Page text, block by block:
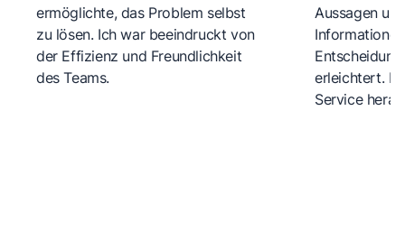
ermöglichte, das Problem selbst
zu lösen. Ich war beeindruckt von
der Effizienz und Freundlichkeit
des Teams.
Aussagen
erleichtert.
Service